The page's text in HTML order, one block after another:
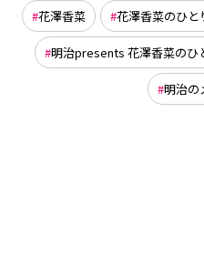
花澤香菜 花澤香菜のひと
明治presents 花澤香菜のひ
明治の